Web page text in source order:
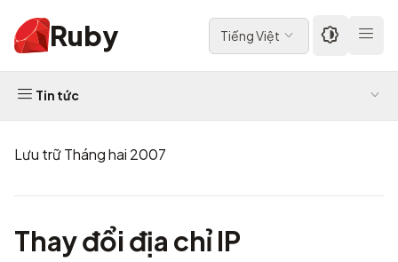
Ruby Tiếng Việt
Tin tức
Lưu trữ Tháng hai 2007
Thay đổi địa chỉ IP